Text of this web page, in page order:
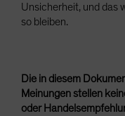
Unsicherheit, und das
so bleiben.
Die in diesem
Meinungen stellen
oder